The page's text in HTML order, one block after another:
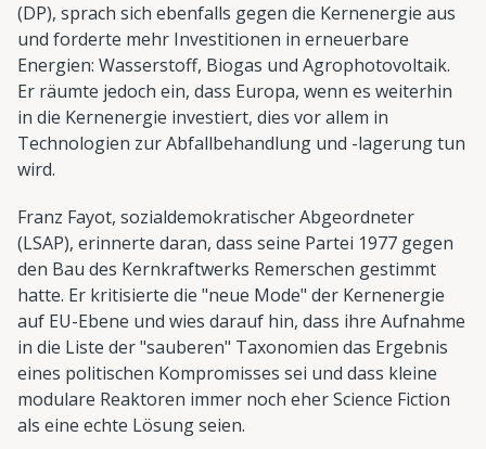
(DP), sprach sich ebenfalls gegen die Kernenergie aus
und forderte mehr Investitionen in erneuerbare
Energien: Wasserstoff, Biogas und Agrophotovoltaik.
Er räumte jedoch ein, dass Europa, wenn es weiterhin
in die Kernenergie investiert, dies vor allem in
Technologien zur Abfallbehandlung und -lagerung tun
wird.
Franz Fayot, sozialdemokratischer Abgeordneter
(LSAP), erinnerte daran, dass seine Partei 1977 gegen
den Bau des Kernkraftwerks Remerschen gestimmt
hatte. Er kritisierte die "neue Mode" der Kernenergie
auf EU-Ebene und wies darauf hin, dass ihre Aufnahme
in die Liste der "sauberen" Taxonomien das Ergebnis
eines politischen Kompromisses sei und dass kleine
modulare Reaktoren immer noch eher Science Fiction
als eine echte Lösung seien.